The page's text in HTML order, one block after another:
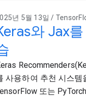
년 5월 13일 /
와 Jax
사용하여 추천 시스
또는